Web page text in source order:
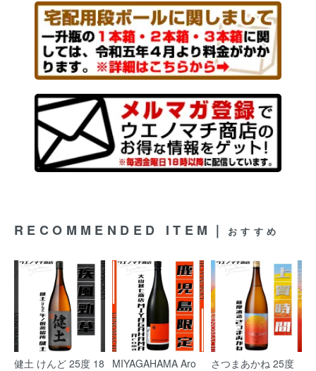
RECOMMENDED ITEM｜ おすすめ
健土 けんど 25度 18
MIYAGAHAMA Aro
さつまあかね 25度